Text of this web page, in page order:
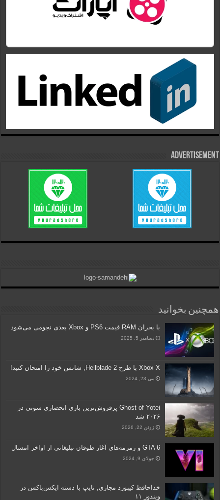
Advertisement
همچنین بخوانید
با بحران RAM قیمت PS6 و Xbox بعدی نجومی می‌شود
دسامبر 5, 2025
Xbox X با طرح Hellblade 2, شانس خود را امتحان کنید!
می 23, 2024
Ghost of Yotei پرفروش‌ترین بازی انحصاری سونی در
۲۰۲۶ شد
ژوئن 22, 2026
GTA 6 و زمزمه‌های آغاز طوفان تبلیغاتی از اواخر امسال
جولای 9, 2024
خداحافظ کیبورد مجازی, تایپ با دسته ایکس‌باکس در
ویندوز ۱۱